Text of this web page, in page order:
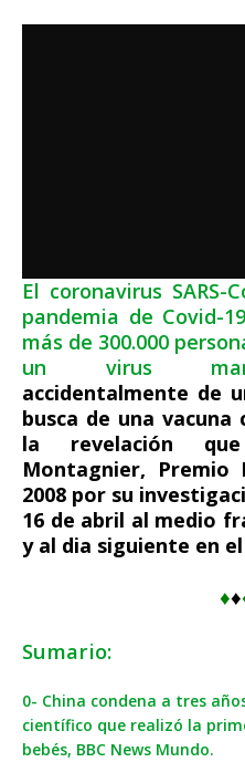
El coronavirus SARS-
pandemia de Covid-
más de 300.000
un virus
accidentalmente de
busca de una vacuna
la revelación
Montagnier, Premio
2008 por su
16 de abril al medio
y al dia siguiente en
♦♦
Sumario:
0- China condena a tres
científico que realizó la
bebés, BBC News Mundo.